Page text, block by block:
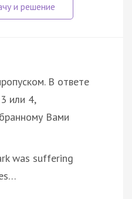
В ответе
или 4,
Вами
was suffering